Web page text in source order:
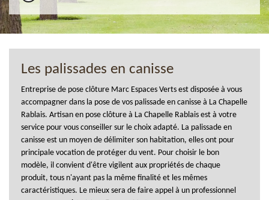
Les palissades en canisse
Entreprise de pose clôture Marc Espaces Verts est disposée à vous
accompagner dans la pose de vos palissade en canisse à La Chapelle
Rablais. Artisan en pose clôture à La Chapelle Rablais est à votre
service pour vous conseiller sur le choix adapté. La palissade en
canisse est un moyen de délimiter son habitation, elles ont pour
principale vocation de protéger du vent. Pour choisir le bon
modèle, il convient d'être vigilent aux propriétés de chaque
produit, tous n'ayant pas la même finalité et les mêmes
caractéristiques. Le mieux sera de faire appel à un professionnel